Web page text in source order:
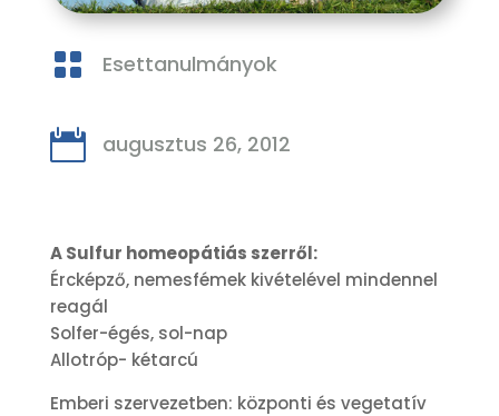
 Esettanulmányok
 augusztus 26, 2012
A Sulfur homeopátiás szerről:
Ércképző, nemesfémek kivételével mindennel
reagál
Solfer-égés, sol-nap
Allotróp- kétarcú
Emberi szervezetben: központi és vegetatív